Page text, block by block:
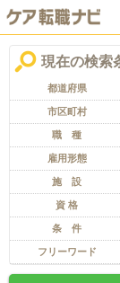
現在の検索
都道府県
市区町村
職 種
雇用形態
施 設
資 格
条 件
フリーワード